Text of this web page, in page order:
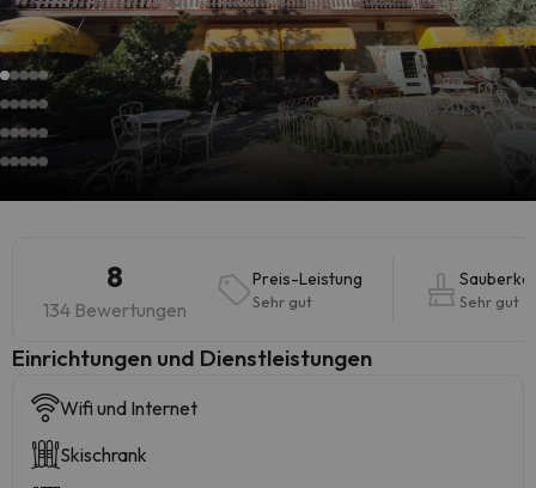
8
134 Bewertungen
Preis-Leistung
Sehr gut Sehr gut
​Einrichtungen und Dienstleistungen
Wifi und Internet
Skischrank